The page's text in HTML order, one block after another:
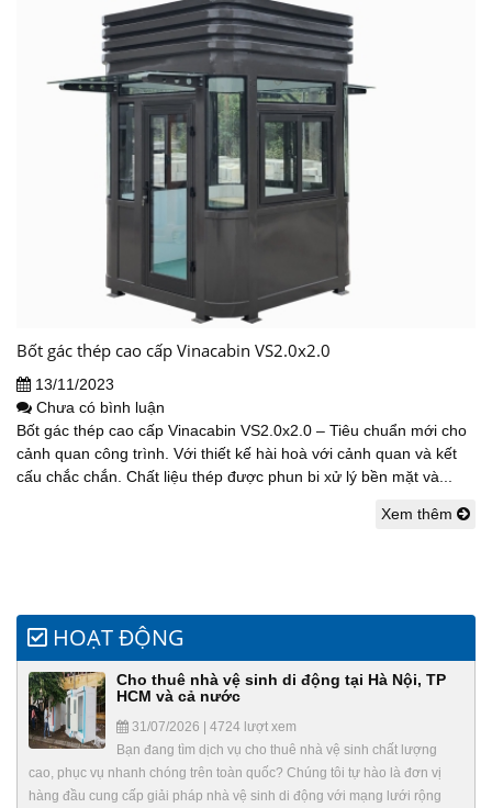
Bốt gác thép cao cấp Vinacabin VS2.0x2.0
13/11/2023
Chưa có bình luận
Bốt gác thép cao cấp Vinacabin VS2.0x2.0 – Tiêu chuẩn mới cho
cảnh quan công trình. Với thiết kế hài hoà với cảnh quan và kết
cấu chắc chắn. Chất liệu thép được phun bi xử lý bền mặt và...
Xem thêm
HOẠT ĐỘNG
Cho thuê nhà vệ sinh di động tại Hà Nội, TP
HCM và cả nước
31/07/2026 | 4724 lượt xem
Bạn đang tìm dịch vụ cho thuê nhà vệ sinh chất lượng
cao, phục vụ nhanh chóng trên toàn quốc? Chúng tôi tự hào là đơn vị
hàng đầu cung cấp giải pháp nhà vệ sinh di động với mạng lưới rộng